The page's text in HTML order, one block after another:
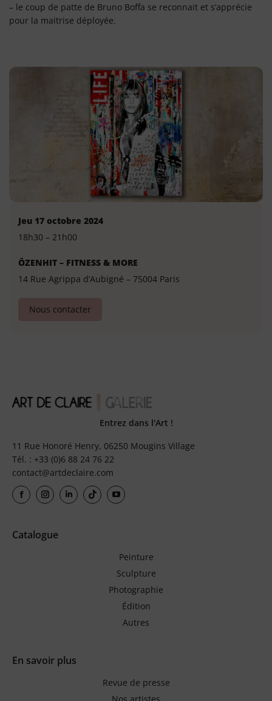
– le coup de patte de Bruno Boffa se reconnait et s’apprécie
pour la maitrise déployée.
Jeu 17 octobre 2024
18h30 – 21h00
ÔZENHIT – FITNESS & MORE
14 Rue Agrippa d’Aubigné – 75004 Paris
Nous contacter
Entrez dans l'Art !
11 Rue Honoré Henry, 06250 Mougins Village
Tél. : +33 (0)6 88 24 76 22
contact@artdeclaire.com
Catalogue
Peinture
Sculpture
Photographie
Édition
Autres
En savoir plus
Revue de presse
Nos artistes